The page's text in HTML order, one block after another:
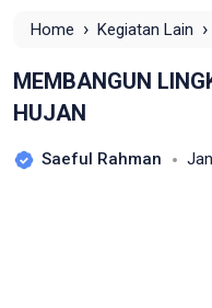
Home › Kegiatan Lain ›
MEMBANGUN
HUJAN
Saeful Rahman